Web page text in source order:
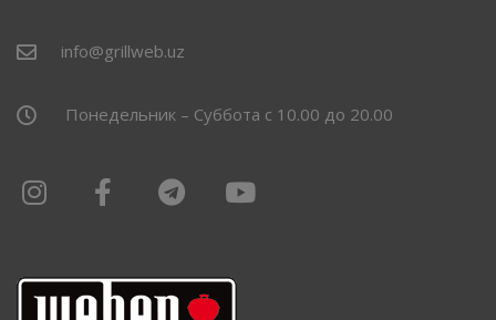
info@grillweb.uz
Понедельник – Суббота с 10.00 до 20.00